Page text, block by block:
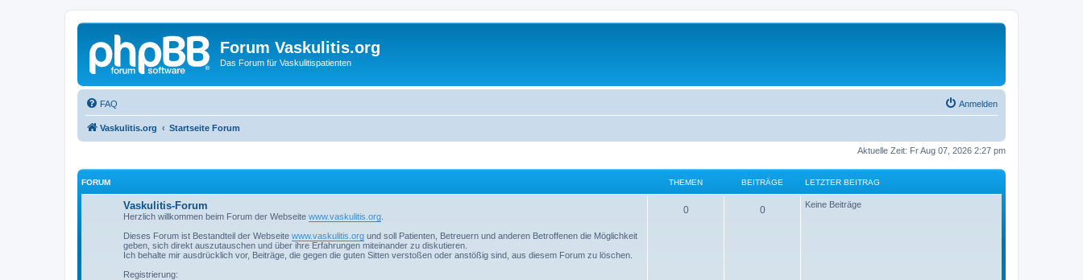
Forum Vaskulitis.org
Das Forum für Vaskulitispatienten
FAQ Anmelden
Vaskulitis.org Startseite Forum
Aktuelle Zeit: Fr Aug 07, 2026 2:27 pm
FORUM THEMEN BEITRÄGE LETZTER BEITRAG
Vaskulitis-Forum
Herzlich willkommen beim Forum der Webseite www.vaskulitis.org
Dieses Forum ist Bestandteil der Webseite www.vaskulitis.org und soll Patienten, Betreuern und anderen Betroffenen die Möglichkeit
geben, sich direkt auszutauschen und über ihre Erfahrungen miteinander zu diskutieren.
Ich behalte mir ausdrücklich vor, Beiträge, die gegen die guten Sitten verstoßen oder anstößig sind, aus diesem Forum zu löschen.
Registrierung:
0 0 Keine Beiträge